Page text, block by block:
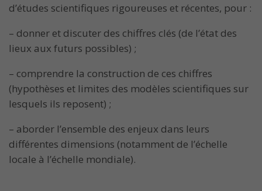
d’études scientifiques rigoureuses et récentes, pour :
– donner et discuter des chiffres clés (de l’état des
lieux aux futurs possibles) ;
– comprendre la construction de ces chiffres
(hypothèses et limites des modèles scientifiques sur
lesquels ils reposent) ;
– aborder l’ensemble des enjeux dans leurs
différentes dimensions (notamment de l’échelle
locale à l’échelle mondiale).